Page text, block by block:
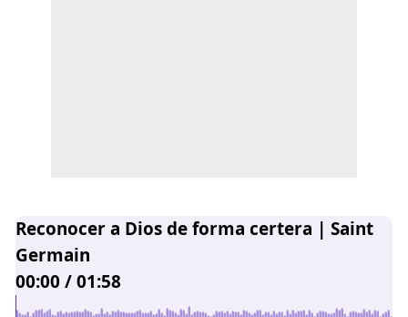
Reconocer a Dios de forma certera | Saint
Germain
00:00 /01:58